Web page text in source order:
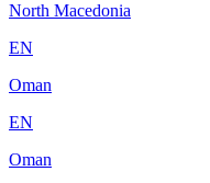
North Macedonia
EN
Oman
EN
Oman